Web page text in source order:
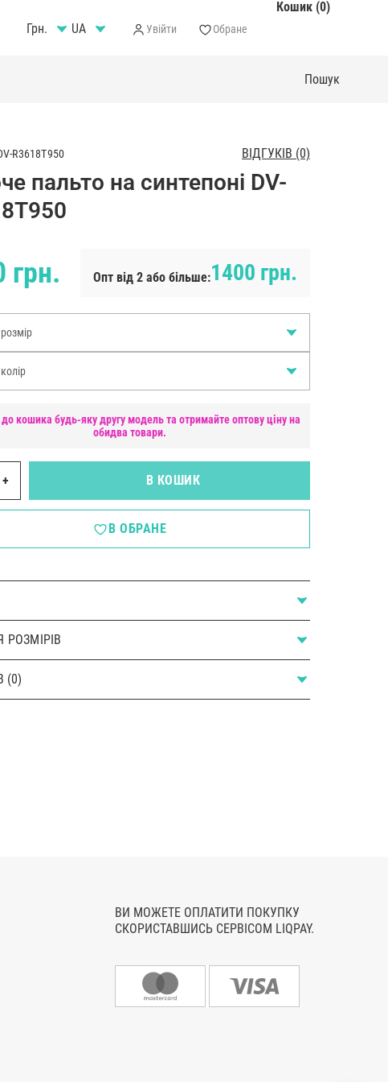
Грн. Увійти Обране
Кошик (0)
R3618T950 ВІДГУКІВ (0)
пальто на синтепоні DV-
грн. Опт від 2 або більше:1400 грн.
кошика будь-яку другу модель та отримайте оптову ціну на
обидва товари.
+ В КОШИК
В ОБРАНЕ
РОЗМІРІВ
(0)
ВИ МОЖЕТЕ ОПЛАТИТИ ПОКУПКУ
СКОРИСТАВШИСЬ СЕРВІСОМ LIQPAY.